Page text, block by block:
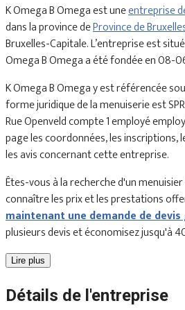
K Omega B Omega est uneentreprise
dans la province deProvince de
Bruxelles-Capitale. L’entreprise est
Omega B Omega a été fondée en 08-
K Omega B Omega y est référencée
forme juridique de la menuiserie est
Rue Openveld compte 1 employé
page les coordonnées, les
les avis concernant cette entreprise.
Êtes-vous à la recherche d'un
connaître les prix et les prestations
maintenant une demande de
plusieurs devis et économisez jusqu'à
Lire plus
Détails de l'entreprise